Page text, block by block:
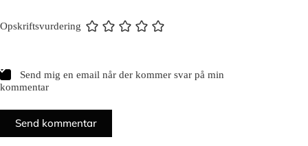
Opskriftsvurdering
Send mig en email når der kommer svar på min
kommentar
Send kommentar